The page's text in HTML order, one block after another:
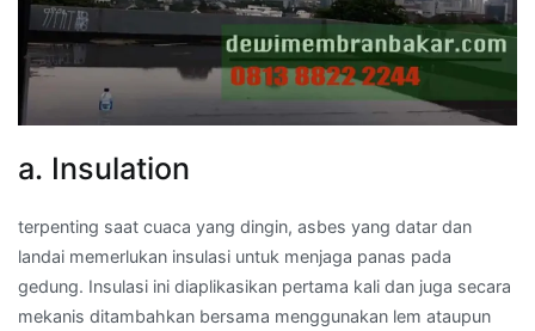
a. Insulation
terpenting saat cuaca yang dingin, asbes yang datar dan
landai memerlukan insulasi untuk menjaga panas pada
gedung. Insulasi ini diaplikasikan pertama kali dan juga secara
mekanis ditambahkan bersama menggunakan lem ataupun